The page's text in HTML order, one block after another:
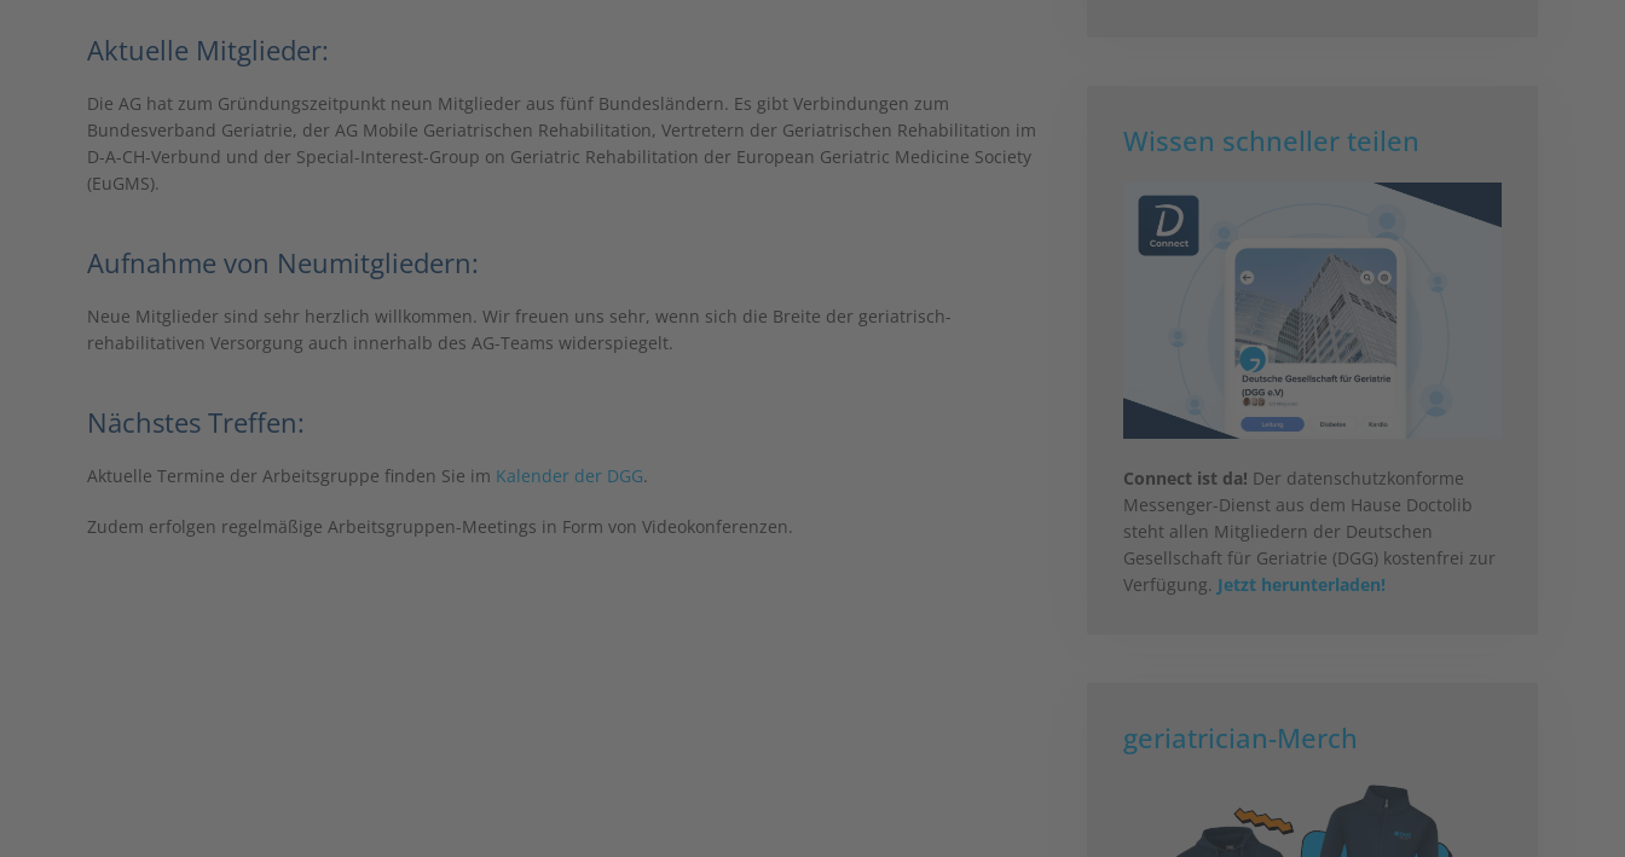
Aktuelle Mitglieder:
Die AG hat zum Gründungszeitpunkt neun Mitglieder aus fünf Bundesländern. Es gibt Verbindungen zum
Bundesverband Geriatrie, der AG Mobile Geriatrischen Rehabilitation, Vertretern der Geriatrischen Rehabilitation im
D-A-CH-Verbund und der Special-Interest-Group on Geriatric Rehabilitation der European Geriatric Medicine Society
(EuGMS).
Aufnahme von Neumitgliedern:
Neue Mitglieder sind sehr herzlich willkommen. Wir freuen uns sehr, wenn sich die Breite der geriatrisch-
rehabilitativen Versorgung auch innerhalb des AG-Teams widerspiegelt.
Nächstes Treffen:
Aktuelle Termine der Arbeitsgruppe finden Sie im Kalender der DGG.
Zudem erfolgen regelmäßige Arbeitsgruppen-Meetings in Form von Videokonferenzen.
Wissen schneller teilen
Connect ist da! Der datenschutzkonforme
Messenger-Dienst aus dem Hause Doctolib
steht allen Mitgliedern der Deutschen
Gesellschaft für Geriatrie (DGG) kostenfrei zur
Verfügung. Jetzt herunterladen!
geriatrician-Merch